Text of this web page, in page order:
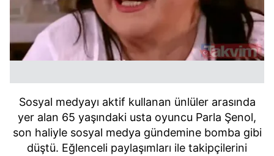
Sosyal medyayı aktif kullanan ünlüler arasında
yer alan 65 yaşındaki usta oyuncu Parla Şenol,
son haliyle sosyal medya gündemine bomba gibi
düştü. Eğlenceli paylaşımları ile takipçilerini